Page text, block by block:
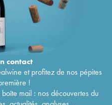
contact
et profitez de nos pépites
!
mail : nos découvertes du